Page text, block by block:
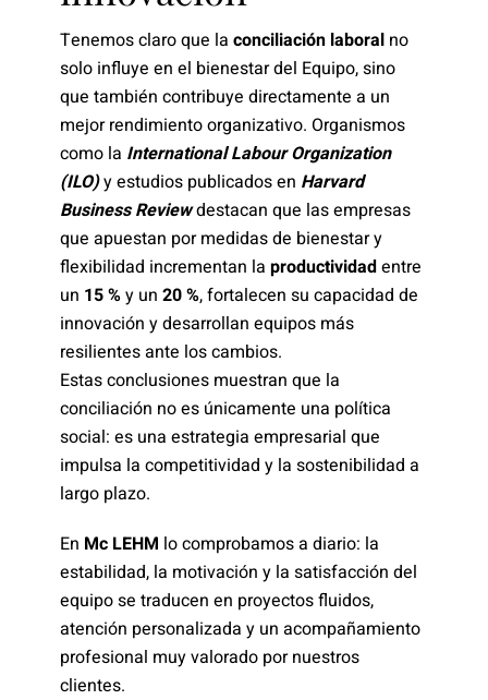
Tenemos claro que la conciliación laboralno
solo influye en el bienestar del Equipo, sino
que también contribuye directamente a un
mejor rendimiento organizativo. Organismos
como la International Labour Organization
(ILO)y estudios publicados en Harvard
Business Reviewdestacan que las empresas
que apuestan por medidas de bienestar y
flexibilidad incrementan la productividadentre
un 15 %y un 20 %, fortalecen su capacidad de
innovación y desarrollan equipos más
resilientes ante los cambios.
Estas conclusiones muestran que la
conciliación no es únicamente una política
social: es una estrategia empresarial que
impulsa la competitividad y la sostenibilidad a
largo plazo.
En Mc LEHM lo comprobamos a diario: la
estabilidad, la motivación y la satisfacción del
equipo se traducen en proyectos fluidos,
atención personalizada y un acompañamiento
profesional muy valorado por nuestros
clientes.